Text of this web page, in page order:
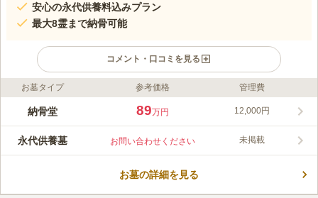
安心の永代供養料込みプラン
最大8霊まで納骨可能
コメント・口コミを見る
ライフドット編集部のコメント
千葉市稲毛区に、JR「稲毛駅」から徒歩約3分の好立地に千葉唯
スが非常に便利です。初期費用には永代供養料が含まれており、
無縁になっても合祀納骨堂で永代にわたり供養されるため安心し
この霊園はまだ誰からも評価されていません。
お墓タイプ 参考価格 管理費
納骨堂 89万円 12,000円
永代供養墓 お問い合わせください 未掲載
お墓の詳細を見る